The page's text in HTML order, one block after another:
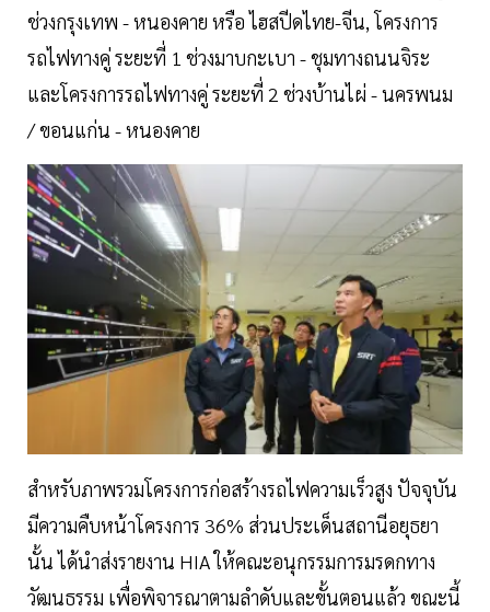
ช่วงกรุงเทพ - หนองคาย หรือ ไฮสปีดไทย-จีน, โครงการ
รถไฟทางคู่ ระยะที่ 1 ช่วงมาบกะเบา - ชุมทางถนนจิระ
และโครงการรถไฟทางคู่ ระยะที่ 2 ช่วงบ้านไผ่ - นครพนม
/ ขอนแก่น - หนองคาย
สำหรับภาพรวมโครงการก่อสร้างรถไฟความเร็วสูง ปัจจุบัน
มีความคืบหน้าโครงการ 36% ส่วนประเด็นสถานีอยุธยา
นั้น ได้นำส่งรายงาน HIA ให้คณะอนุกรรมการมรดกทาง
วัฒนธรรม เพื่อพิจารณาตามลำดับและขั้นตอนแล้ว ขณะนี้